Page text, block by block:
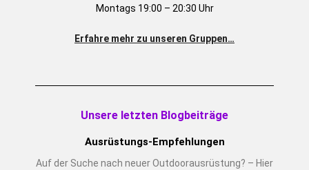
Montags 19:00 – 20:30 Uhr
Erfahre mehr zu unseren Gruppen…
Unsere letzten Blogbeiträge
Ausrüstungs-Empfehlungen
Auf der Suche nach neuer Outdoorausrüstung? – Hier